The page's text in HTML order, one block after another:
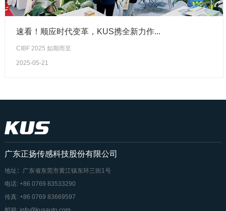
速看！顺应时代变革，KUS携全新力作...
CIBF 2025 如期而至
2025-05-21
广东正扬传感科技股份有限公司
地址：广东省东莞市黄江镇东环三街1号
电话: +86 0769 83533290
传真: +86 0769 83669597